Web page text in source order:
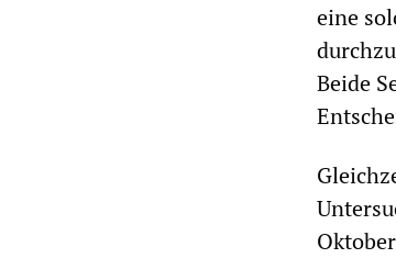
eine
Beide